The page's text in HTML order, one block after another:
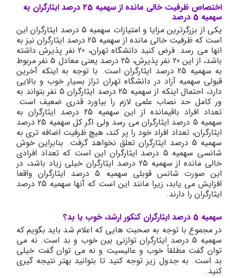
اختصاص ظرفیت خالی مانده از سهمیه 25 درصد ایثارگران به
سهمیه 5 درصد
یکی از بزرگرترین مزایا و امتیازات سهمیه 5 درصد ایثارگران این
است که ظرفیت خالی مانده از سهمیه 25 درصد ایثارگران نیز به
انها می رسد. فرض کنید دانشگاه تهران، 20 نفر پذیرش داشته
باشد، از این 20 نفر پذیرش، 25 درصد یعنی معادل 5 نفر مربوط
به سهمیه 25 درصد ایثارگران است. با توجه به اینکه آخرین
قبولی سهمیه آزاد در دانشگاه تهران تراز بسیار خوب و بالایی
دارد، احتمال اینکه از سهمیه 25 درصد ایثارگران 5 نفر بتواند به
ور کامل حد نصاب علمی لازم را بیاورد قدری ضعیف است.
تعداد افراد باقیمانده از این سهمیه 25 درصد ایثارگران به
سهمیه 5 درصد ایثارگران می رسد ولی اگر کل سهمیه 25 درصد
ایثارگران، تعداد افراد خود را پر کند، هیچ ظرفیت اضافه تری به
سهمیه 5 درصد ایثارگران تعلق نخواهد گرفت. بنابراین خوش
شانسی سهمیه 5 درصد ایثارگران این است که تعداد افرادی
خالی مانده از سهمیه 25 درصد ایثارگران خیلی زیاد باشد، در
این صورت شانس قوبلی سهمیه 5 درصد ایثارگران واقعا
افزایش می یابد، زیرا مانند این است که آنها سهمیه 25 درصد
ایثارگران را دارند.
سهمیه 5 درصد ایثارگران کنکور ارشد، خوب یا بد؟
در مجموع با توجه به صحبت هایی که اعلام شد باید بگویم که
سهمیه 5 درصد ایثارگران توازنی بین خوب و بد است. نه می
توان گفت مطلقاً خوب و عالیسیت و نه می توان گفت خیلی
بد است. به جدول زیر توجه کنید تا بتوانید بهتر نتیجه گیری
کنید.